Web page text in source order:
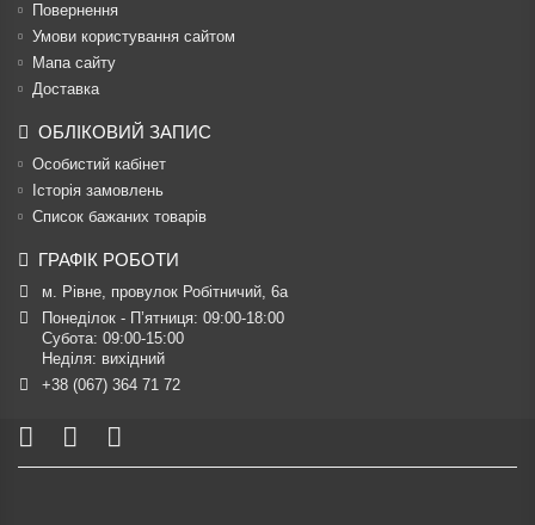
Повернення
Умови користування сайтом
Мапа сайту
Доставка
ОБЛІКОВИЙ ЗАПИС
Особистий кабінет
Історія замовлень
Список бажаних товарів
ГРАФІК РОБОТИ
м. Рівне, провулок Робітничий, 6а
Понеділок - П’ятниця: 09:00-18:00
Субота: 09:00-15:00
Неділя: вихідний
+38 (067) 364 71 72